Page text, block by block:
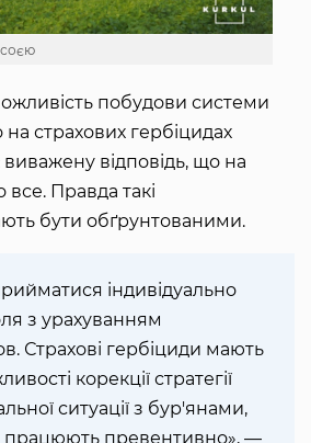
побудови системи
страхових гербіцидах
виважену відповідь, що на
Правда такі
бути обґрунтованими.
індивідуально
з урахуванням
Страхові гербіциди мають
корекції стратегії
ситуації з бур'янами,
працюють превентивно», —